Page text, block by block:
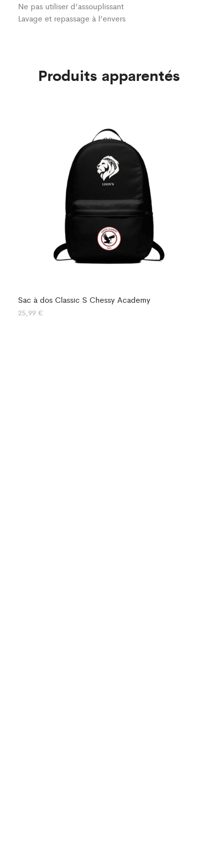
Ne pas utiliser d’assouplissant
Lavage et repassage à l’envers
Produits apparentés
Sac à dos Classic S Chessy Academy
25,99 €